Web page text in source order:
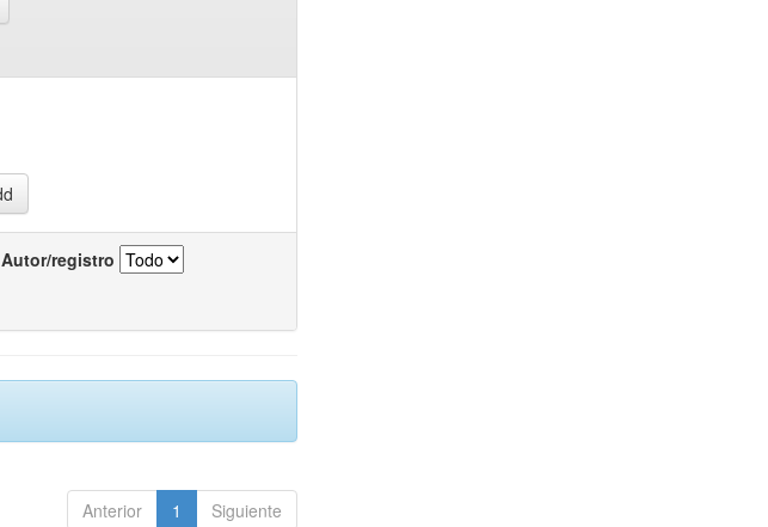
Autor/registro
Anterior 1 Siguiente